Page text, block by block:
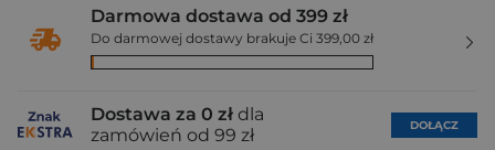
Darmowa dostawa od 399 zł
Do darmowej dostawy brakuje Ci 399,00 zł
Dostawa za 0 zł dla
zamówień od 99 zł
DOŁĄCZ